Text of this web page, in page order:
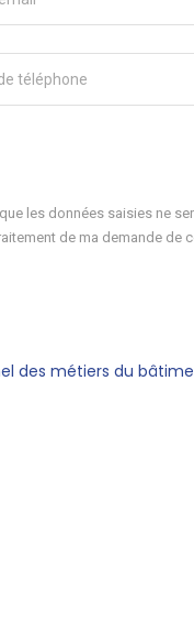
les données saisies ne
de ma demande de
des métiers du